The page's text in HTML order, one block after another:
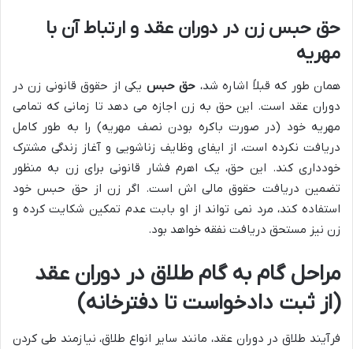
حق حبس زن در دوران عقد و ارتباط آن با
مهریه
همان طور که قبلاً اشاره شد، حق حبس یکی از حقوق قانونی زن در
دوران عقد است. این حق به زن اجازه می دهد تا زمانی که تمامی
مهریه خود (در صورت باکره بودن نصف مهریه) را به طور کامل
دریافت نکرده است، از ایفای وظایف زناشویی و آغاز زندگی مشترک
خودداری کند. این حق، یک اهرم فشار قانونی برای زن به منظور
تضمین دریافت حقوق مالی اش است. اگر زن از حق حبس خود
استفاده کند، مرد نمی تواند از او بابت عدم تمکین شکایت کرده و
زن نیز مستحق دریافت نفقه خواهد بود.
مراحل گام به گام طلاق در دوران عقد
(از ثبت دادخواست تا دفترخانه)
فرآیند طلاق در دوران عقد، مانند سایر انواع طلاق، نیازمند طی کردن